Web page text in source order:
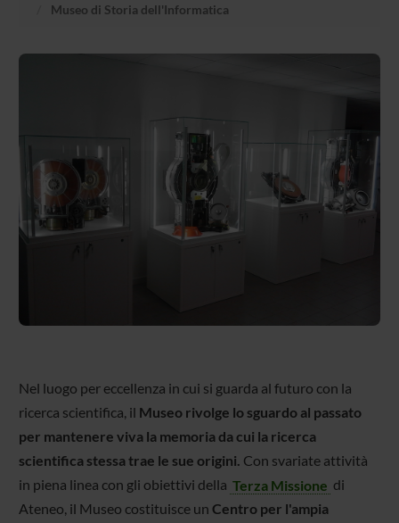
Museo di Storia dell'Informatica
Nel luogo per eccellenza in cui si guarda al futuro con la
ricerca scientifica, il Museo rivolge lo sguardo al passato
per mantenere viva la memoria da cui la ricerca
scientifica stessa trae le sue origini. Con svariate attività
in piena linea con gli obiettivi della Terza Missione di
Ateneo, il Museo costituisce un Centro per l'ampia